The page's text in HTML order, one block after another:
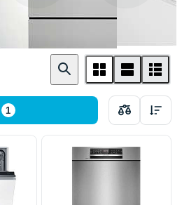
Underbyggd Bänkdiskmaskin
1